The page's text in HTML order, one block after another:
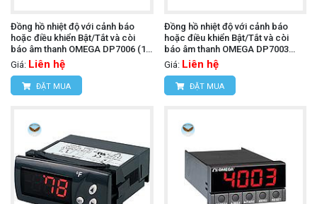
Đồng hồ nhiệt độ với cảnh báo
hoặc điều khiển Bật/Tắt và còi
báo âm thanh OMEGA DP7006 (12
Vac/Vdc)
Giá: Liên hệ
ĐẶT MUA
Đồng hồ nhiệt độ với cảnh báo
hoặc điều khiển Bật/Tắt và còi
báo âm thanh OMEGA DP7003
(230 Vac)
Giá: Liên hệ
ĐẶT MUA